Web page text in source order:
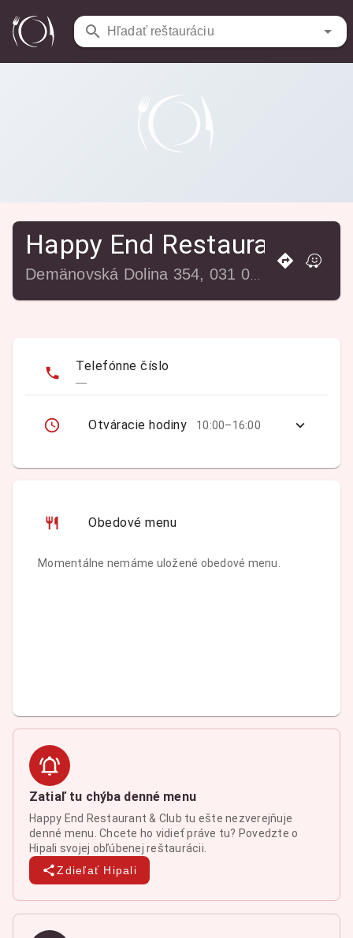
Hľadať reštauráciu
Reštaurácie / Happy End Restaurant & Club
Happy End Restaurant &
Telefónne číslo
—
Otváracie hodiny 10:00–16:00
Obedové menu
Momentálne nemáme uložené obedové menu.
Zatiaľ tu chýba denné menu
Happy End Restaurant & Club tu ešte nezverejňuje
denné menu. Chcete ho vidieť práve tu? Povedzte o
Hipali svojej obľúbenej reštaurácii.
Zdieľať Hipali